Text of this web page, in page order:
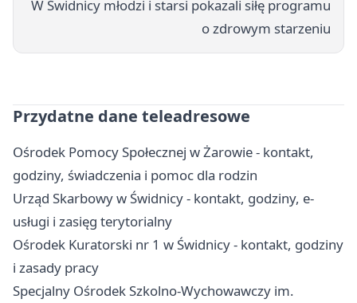
W Świdnicy młodzi i starsi pokazali siłę programu
o zdrowym starzeniu
Przydatne dane teleadresowe
Ośrodek Pomocy Społecznej w Żarowie - kontakt,
godziny, świadczenia i pomoc dla rodzin
Urząd Skarbowy w Świdnicy - kontakt, godziny, e-
usługi i zasięg terytorialny
Ośrodek Kuratorski nr 1 w Świdnicy - kontakt, godziny
i zasady pracy
Specjalny Ośrodek Szkolno-Wychowawczy im.